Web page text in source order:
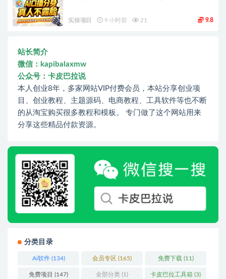
实操项目 9 小时前 21 9.8
站长简介
微信：kapibalaxmw
公众号：卡皮巴拉说
本人创业8年，多家网站VIP付费会员，本站分享创业项
目、创业教程、主题源码、电商教程、工具软件等也不断
的从淘宝购买很多教程和模板。 专门做了这个网站用来
分享这些精品付款资源。
分类目录
Ai软件(134) 会员专区 (165) 免费下载 (11)
免费项目 (147) 全部分类 (1) 卡皮巴拉工具箱 (3)